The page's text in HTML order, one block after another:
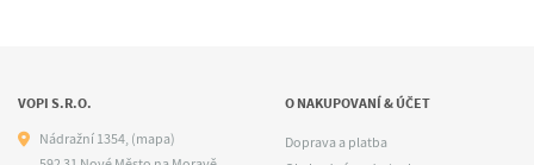
VOPI S.R.O.
Nádražní 1354,(mapa)
O NAKUPOVANÍ & ÚČET
Doprava a platba